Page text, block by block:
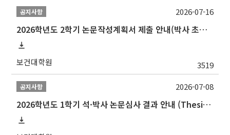
공지사항
2026학년도 2학기 논문작성계획서 제출 안내(박사 초심 일정 포함)_Thesis Proposal
보건대학원 3519
2026-07-16
공지사항
2026학년도 1학기 석·박사 논문심사 결과 안내 (Thesis Defense Result)
2026-07-08